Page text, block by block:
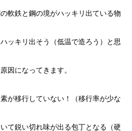
軟鉄と鋼の境がハッキリ出ている物
ッキリ出そう（低温で造ろう）と思
因になってきます。
が移行していない！（移行率が少な
て鋭い切れ味が出る包丁となる（硬